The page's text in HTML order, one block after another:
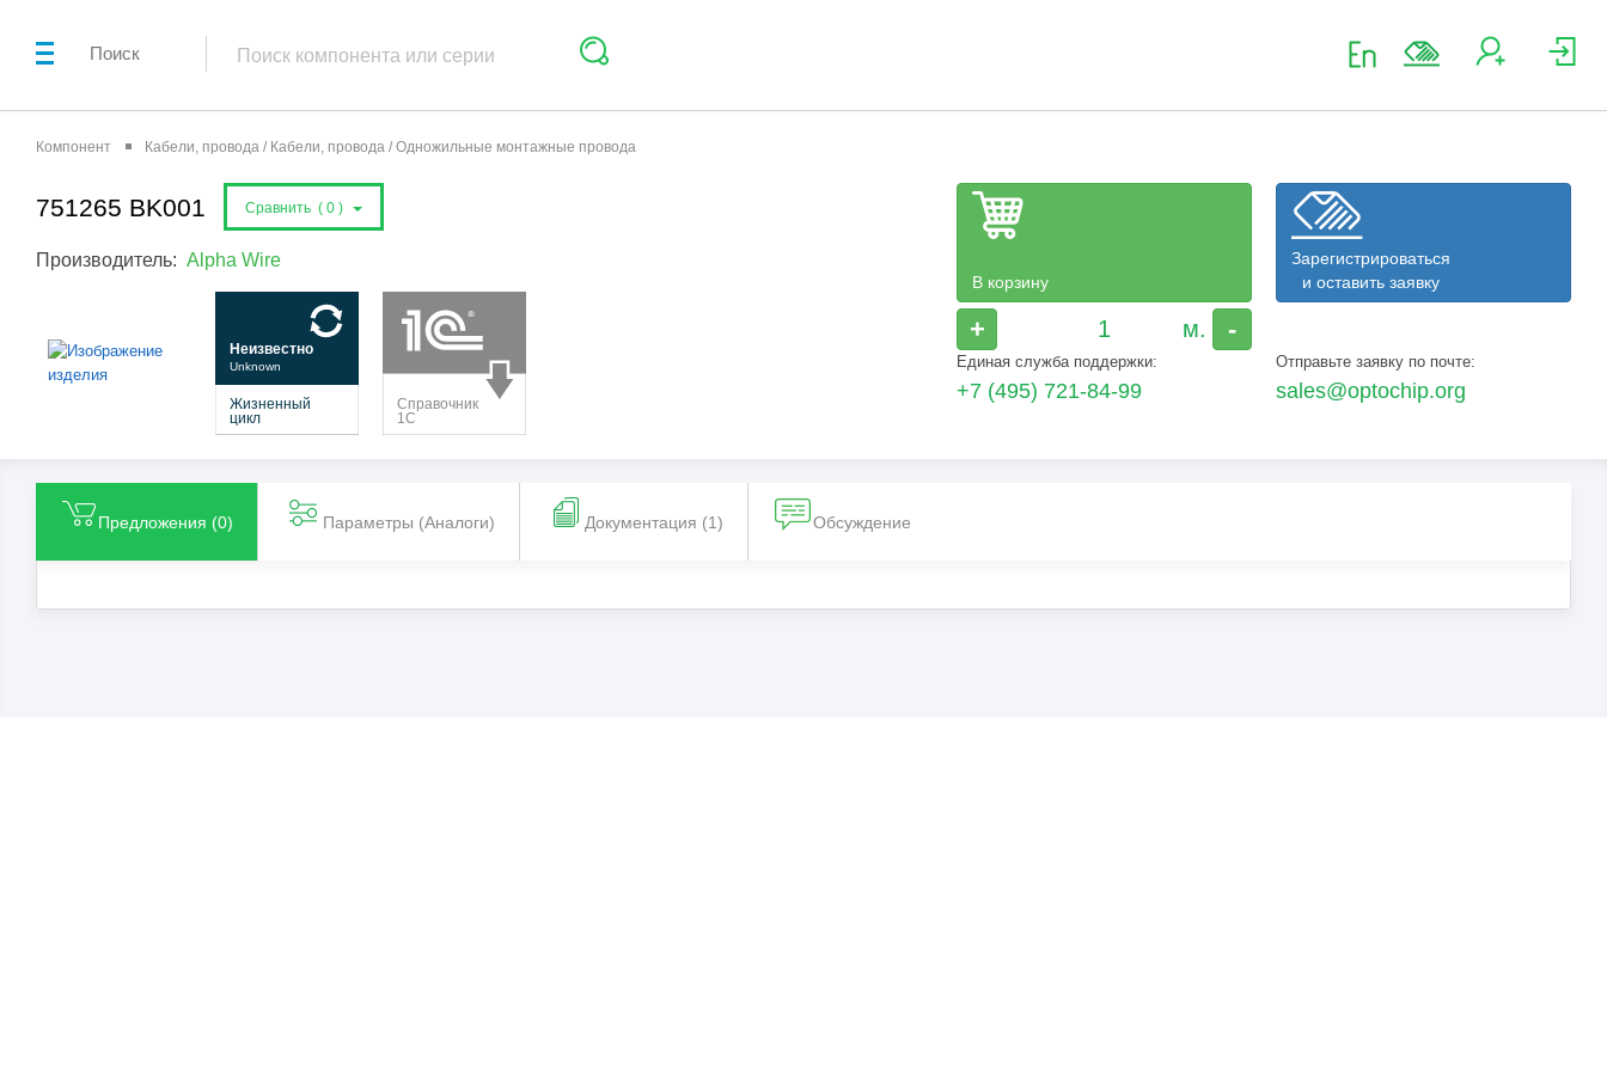
Поиск
Компонент Кабели, провода / Кабели, провода / Одножильные монтажные провода
751265 BK001 Сравнить ( 0 )
Производитель: Alpha Wire
В корзину
+ -
Зарегистрироваться
и оставить заявку
Единая служба поддержки:
+7 (495) 721-84-99
Отправьте заявку по почте:
sales@optochip.org
Предложения (0) Параметры (Aналоги) Документация (1) Обсуждение